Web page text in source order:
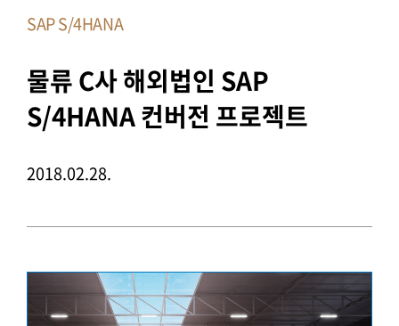
SAP S/4HANA
물류 C사 해외법인 SAP
S/4HANA 컨버전 프로젝트
2018.02.28.